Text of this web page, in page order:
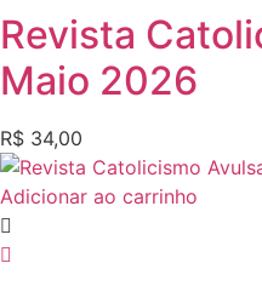
Revista
Maio 2026
R$ 34,00
Adicionar ao carrinho